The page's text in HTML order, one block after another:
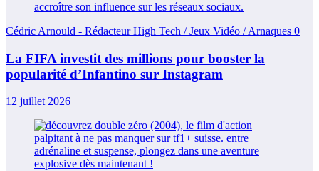
Cédric Arnould - Rédacteur High Tech / Jeux Vidéo / Arnaques 0
La FIFA investit des millions pour booster la
popularité d’Infantino sur Instagram
12 juillet 2026